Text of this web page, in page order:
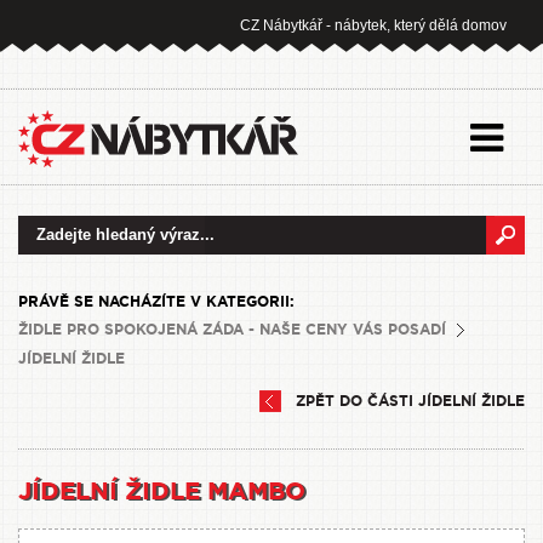
CZ Nábytkář - nábytek, který dělá domov
PRÁVĚ SE NACHÁZÍTE V KATEGORII:
ŽIDLE PRO SPOKOJENÁ ZÁDA - NAŠE CENY VÁS POSADÍ
JÍDELNÍ ŽIDLE
ZPĚT DO ČÁSTI JÍDELNÍ ŽIDLE
JÍDELNÍ ŽIDLE MAMBO